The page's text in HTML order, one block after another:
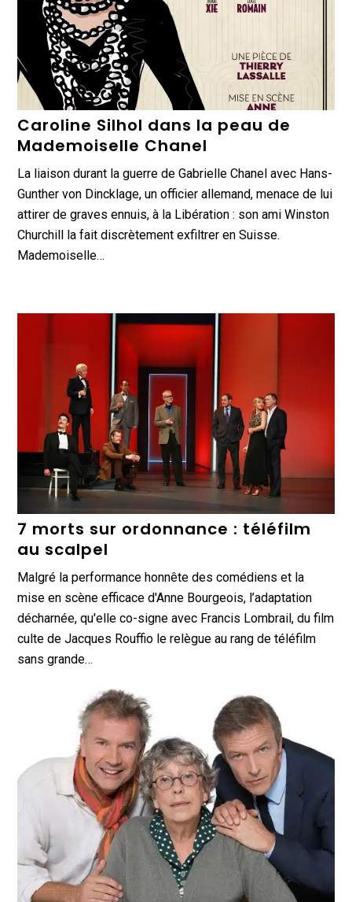
Caroline Silhol dans la peau de
Mademoiselle Chanel
La liaison durant la guerre de Gabrielle Chanel avec Hans-
Gunther von Dincklage, un officier allemand, menace de lui
attirer de graves ennuis, à la Libération : son ami Winston
Churchill la fait discrètement exfiltrer en Suisse.
Mademoiselle…
7 morts sur ordonnance : téléfilm
au scalpel
Malgré la performance honnête des comédiens et la
mise en scène efficace d'Anne Bourgeois, l’adaptation
décharnée, qu'elle co-signe avec Francis Lombrail, du film
culte de Jacques Rouffio le relègue au rang de téléfilm
sans grande…